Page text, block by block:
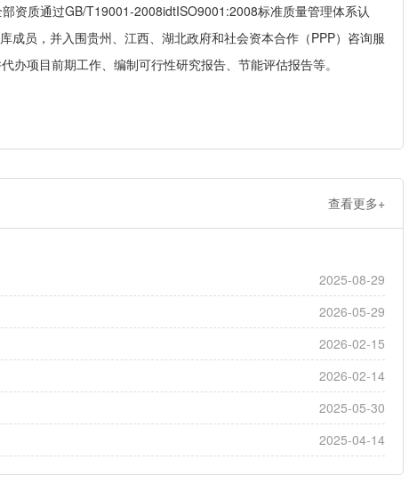
资质通过GB/T19001-2008idtISO9001:2008标准质量管理体系认
员，并入围贵州、江西、湖北政府和社会资本合作（PPP）咨询服
项目前期工作、编制可行性研究报告、节能评估报告等。
查看更多+
2025-08-29
2026-05-29
2026-02-15
2026-02-14
2025-05-30
2025-04-14